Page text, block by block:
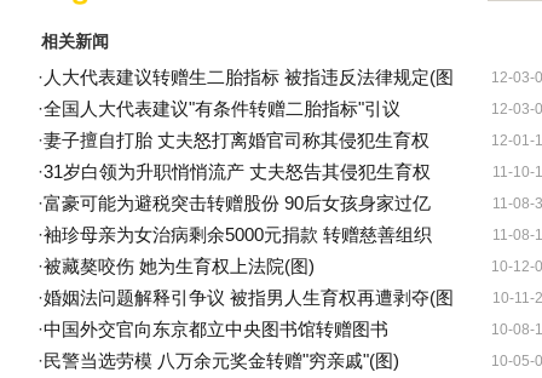
相关新闻
12-03-
· 人大代表建议转赠生二胎指标 被指违反法律规定(图
12-03-
·全国人大代表建议"有条件转赠二胎指标"引议
12-01-
·妻子擅自打胎 丈夫怒打离婚官司称其侵犯生育权
11-10-
·31岁白领为升职悄悄流产 丈夫怒告其侵犯生育权
11-08-
·富豪可能为避税突击转赠股份 90后女孩身家过亿
11-08-
·袖珍母亲为女治病剩余5000元捐款 转赠慈善组织
10-12-
·被藏獒咬伤 她为生育权上法院(图)
10-11-
·婚姻法问题解释引争议 被指男人生育权再遭剥夺(图
10-08-
·中国外交官向东京都立中央图书馆转赠图书
10-05-
·民警当选劳模 八万余元奖金转赠"穷亲戚"(图)